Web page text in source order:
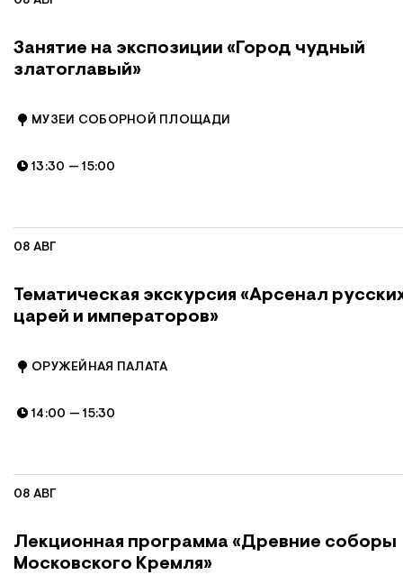
Занятие на экспозиции «Город чудный
златоглавый»
МУЗЕИ СОБОРНОЙ ПЛОЩАДИ
13:30 —15:00
08 АВГ
Тематическая экскурсия «Арсенал
царей и императоров»
ОРУЖЕЙНАЯ ПАЛАТА
14:00 —15:30
08 АВГ
Лекционная программа «Древние соборы
Московского Кремля»